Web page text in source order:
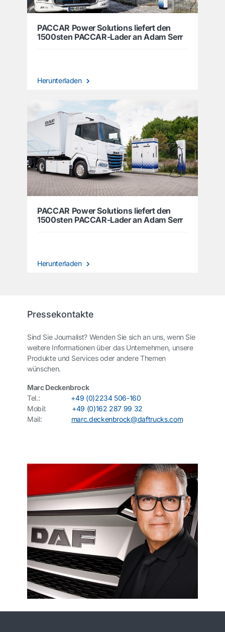
PACCAR Power Solutions liefert den
1500sten PACCAR-Lader an Adam Serr
Herunterladen
PACCAR Power Solutions liefert den
1500sten PACCAR-Lader an Adam Serr
Herunterladen
Pressekontakte
Sind Sie Journalist? Wenden Sie sich an uns, wenn Sie
weitere Informationen über das Unternehmen, unsere
Produkte und Services oder andere Themen
wünschen.
Marc Deckenbrock
Tel.: +49 (0)2234 506-160
Mobil: +49 (0)162 287 99 32
Mail: marc.deckenbrock@daftrucks.com